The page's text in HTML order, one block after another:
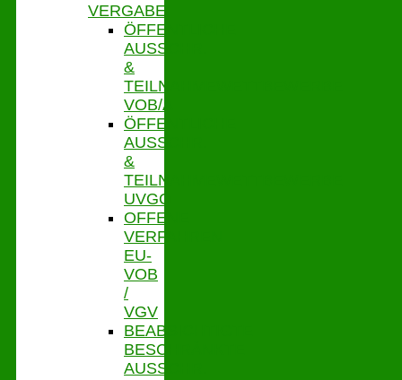
VERGABE
ÖFFENTLICHE
AUSSCHR.
&
TEILNAHMEWETTBEWERBE
VOB/A
ÖFFENTLICHE
AUSSCHR.
&
TEILNAHMEWETTBEWERBE
UVGO
OFFENE
VERFAHREN
EU-
VOB
/
VGV
BEABSICHTIGTE
BESCHRÄNKTE
AUSSCHR.